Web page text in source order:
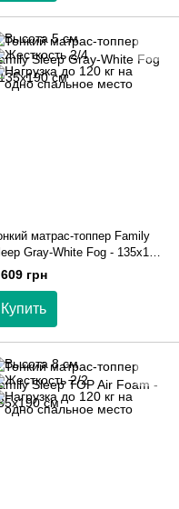
матрас-топпер Family
Gray-White Fog - 135х190
грн
Купить